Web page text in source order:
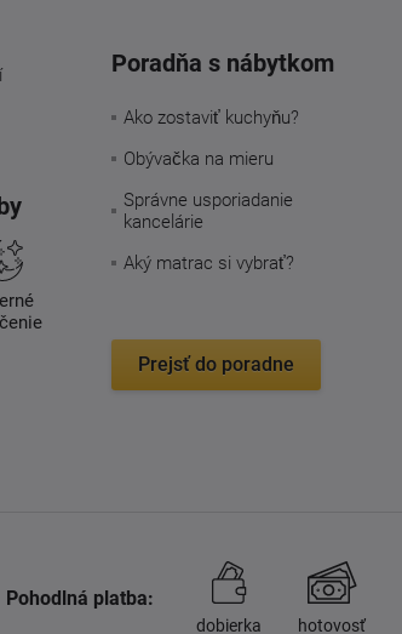
Poradňa s nábytkom
Ako zostaviť kuchyňu?
Obývačka na mieru
Správne usporiadanie
kancelárie
Aký matrac si vybrať?
Prejsť do poradne
Pohodlná platba:
dobierka hotovosť